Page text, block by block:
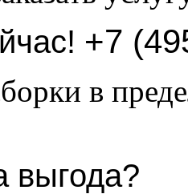
+7
в
выгода?